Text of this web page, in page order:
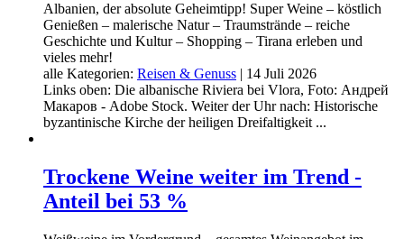
Albanien, der absolute Geheimtipp! Super Weine – köstlich
Genießen – malerische Natur – Traumstrände – reiche
Geschichte und Kultur – Shopping – Tirana erleben und
vieles mehr!
alle Kategorien: Reisen & Genuss
14 Juli 2026
Links oben: Die albanische Riviera bei Vlora, Foto: Андрей
Макаров - Adobe Stock. Weiter der Uhr nach: Historische
byzantinische Kirche der heiligen Dreifaltigkeit ...
Trockene Weine weiter im Trend -
Anteil bei 53 %